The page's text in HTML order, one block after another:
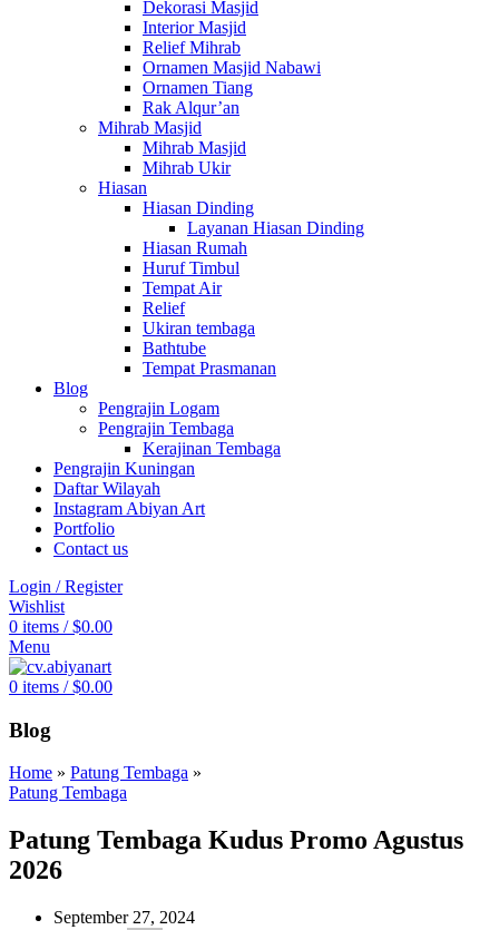
Dekorasi Masjid
Interior Masjid
Relief Mihrab
Ornamen Masjid Nabawi
Ornamen Tiang
Rak Alqur’an
Mihrab Masjid
Mihrab Masjid
Mihrab Ukir
Hiasan
Hiasan Dinding
Layanan Hiasan Dinding
Hiasan Rumah
Huruf Timbul
Tempat Air
Relief
Ukiran tembaga
Bathtube
Tempat Prasmanan
Blog
Pengrajin Logam
Pengrajin Tembaga
Kerajinan Tembaga
Pengrajin Kuningan
Daftar Wilayah
Instagram Abiyan Art
Portfolio
Contact us
Login / Register
Wishlist
0 items / $0.00
Menu
0 items / $0.00
Blog
Home » Patung Tembaga »
Patung Tembaga
Patung Tembaga Kudus Promo Agustus
2026
September 27, 2024